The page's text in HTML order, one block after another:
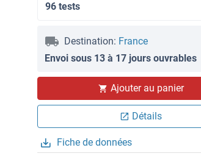
96 tests
Destination: France
Envoi sous 13 à 17 jours ouvrables
Ajouter au panier
Détails
Fiche de données